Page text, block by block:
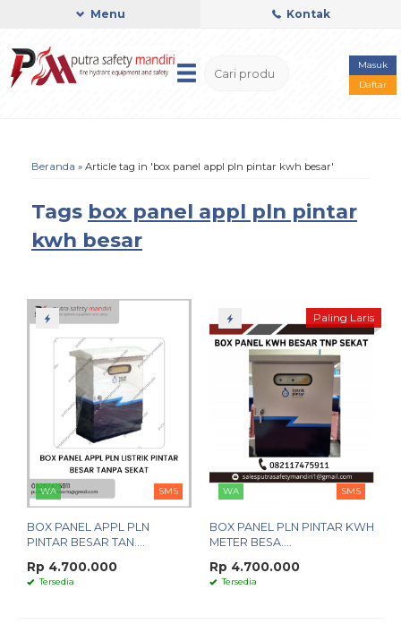
Menu Kontak
Masuk
Daftar
Beranda » Article tag in 'box panel appl pln pintar kwh besar'
Tags box panel appl pln pintar
kwh besar
WA SMS
BOX PANEL APPL PLN
PINTAR BESAR TAN....
Rp 4.700.000
Tersedia
Paling Laris
WA SMS
BOX PANEL PLN PINTAR KWH
METER BESA....
Rp 4.700.000
Tersedia